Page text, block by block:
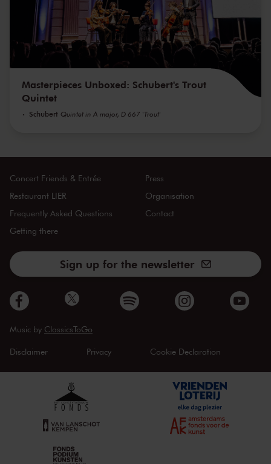
Masterpieces Unboxed: Schubert's Trout
Quintet
Schubert Quintet in A major, D 667 'Trout'
Concert Friends & Entrée
Restaurant LIER
Frequently Asked Questions
Getting there
Press
Organisation
Contact
Sign up for the newsletter
Music by ClassicsToGo
Disclaimer Privacy Cookie Declaration